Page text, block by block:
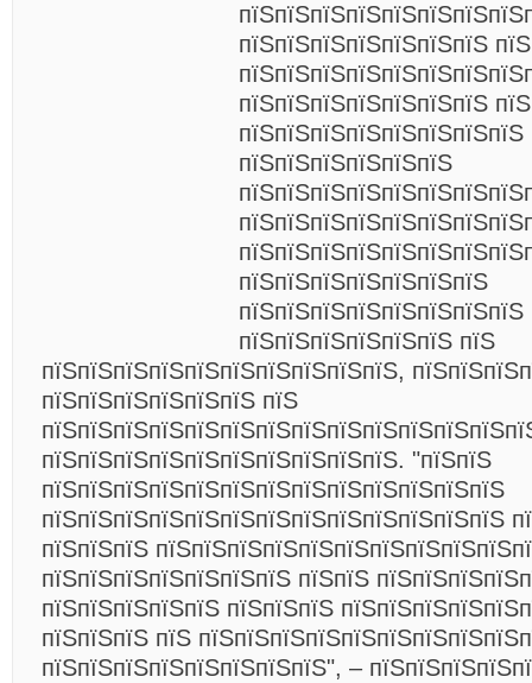
пїЅпїЅпїЅпїЅпїЅпїЅпїЅ
пїЅпїЅпїЅпїЅпїЅпїЅпїЅ
пїЅпїЅпїЅпїЅпїЅпїЅ
пїЅпїЅпїЅпїЅпїЅпїЅпїЅ
пїЅпїЅпїЅпїЅпїЅпїЅ пїЅ
пїЅпїЅпїЅпїЅпїЅпїЅпїЅпїЅпїЅпїЅ,
пїЅпїЅпїЅпїЅпїЅпїЅ пїЅ
пїЅпїЅпїЅпїЅпїЅпїЅпїЅпїЅпїЅпїЅ. "пїЅпїЅ
пїЅпїЅпїЅпїЅпїЅпїЅпїЅпїЅпїЅпїЅпїЅпїЅпїЅ
пїЅпїЅпїЅпїЅпїЅпїЅпїЅпїЅпїЅпїЅпїЅпїЅпїЅ
пїЅпїЅпїЅ
пїЅпїЅпїЅпїЅпїЅпїЅпїЅ пїЅпїЅ
пїЅпїЅпїЅпїЅпїЅ пїЅпїЅпїЅ
пїЅпїЅпїЅ пїЅ
пїЅпїЅпїЅпїЅпїЅпїЅпїЅпїЅ", –